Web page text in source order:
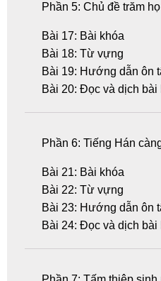
Phần 5: Chủ đề trăm họ
Bài 17: Bài khóa
Bài 18: Từ vựng
Bài 19: Hướng dẫn ôn
Bài 20: Đọc và dịch bài
Phần 6: Tiếng Hán
Bài 21: Bài khóa
Bài 22: Từ vựng
Bài 23: Hướng dẫn ôn
Bài 24: Đọc và dịch bài